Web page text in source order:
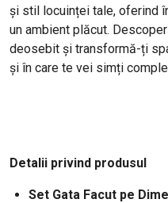
și stil locuinței tale, oferind
un ambient plăcut.
deosebit și transformă-ți
și în care te vei simți
Detalii privind produsul
Set Gata Facut pe